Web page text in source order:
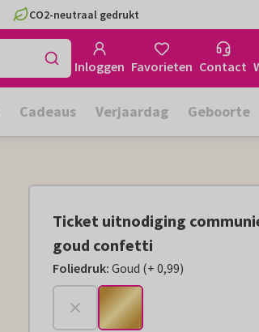
CO2-neutraal gedrukt
Inloggen Favorieten Contact
Cadeaus Verjaardag Geboorte
Ticket uitnodiging
goud confetti
Foliedruk:Goud (
+€ 0,99
+ 0,99)